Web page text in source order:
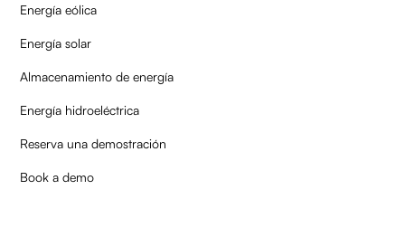
Energía eólica
Energía solar
Almacenamiento de energía
Energía hidroeléctrica
Reserva una demostración
Book a demo